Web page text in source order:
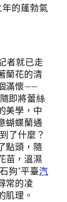
年的蓬勃氣
者就已走
蘭花的清
滿懷——
即將蕾絲
美學，中
蝴蝶蘭通
了什麼？
點頭，隨
苗，溫濕
狗”平臺汽
常的凌
肌理。